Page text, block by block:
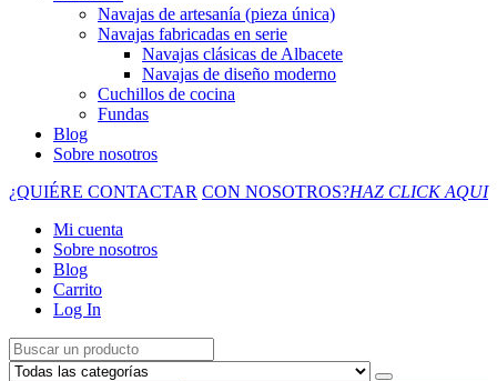
Navajas de artesanía (pieza única)
Navajas fabricadas en serie
Navajas clásicas de Albacete
Navajas de diseño moderno
Cuchillos de cocina
Fundas
Blog
Sobre nosotros
¿QUIÉRE CONTACTAR CON NOSOTROS?HAZ CLICK AQUI
Mi cuenta
Sobre nosotros
Blog
Carrito
Log In